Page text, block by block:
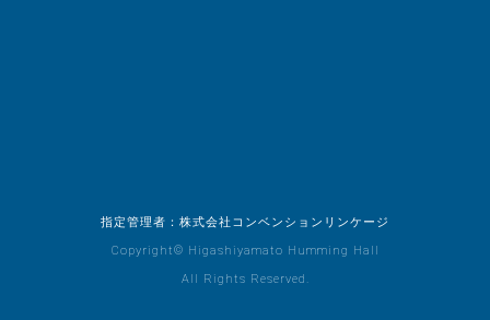
指定管理者： 株式会社コンベンションリンケージ
Copyright© Higashiyamato Humming Hall
All Rights Reserved.